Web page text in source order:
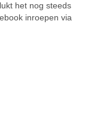
het nog steeds
inroepen via